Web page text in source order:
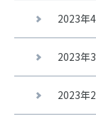
2023年
2023年
2023年